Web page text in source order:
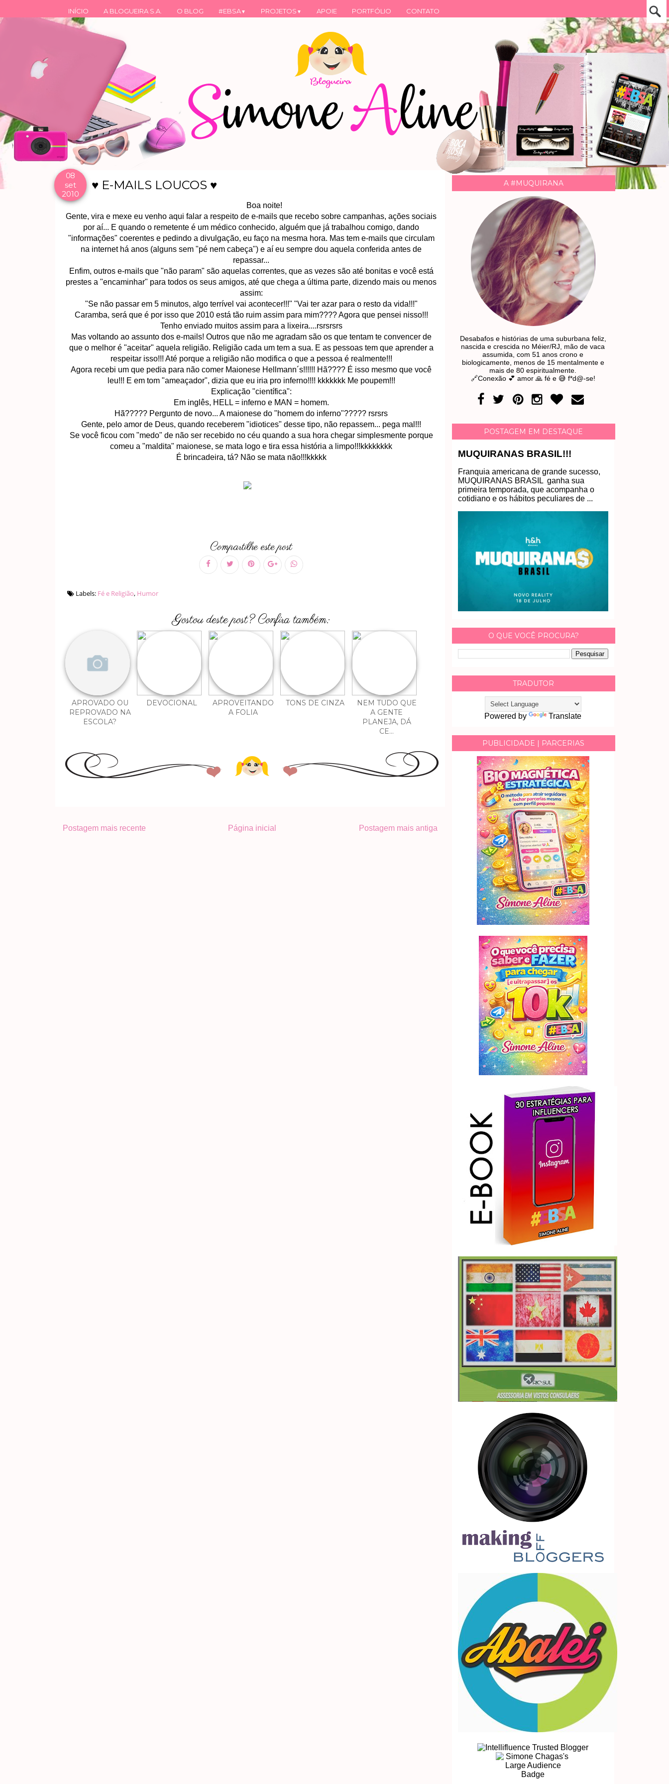
INÍCIO A BLOGUEIRA S.A. O BLOG #EBSA▼ PROJETOS ▼ APOIE PORTFÓLIO CONTATO
08
set
2010
♥ E-MAILS LOUCOS ♥
Boa noite!
Gente, vira e mexe eu venho aqui falar a respeito de e-mails que recebo sobre campanhas, ações sociais
por aí... E quando o remetente é um médico conhecido, alguém que já trabalhou comigo, dando
"informações" coerentes e pedindo a divulgação, eu faço na mesma hora. Mas tem e-mails que circulam
na internet há anos (alguns sem "pé nem cabeça") e aí eu sempre dou aquela conferida antes de
repassar...
Enfim, outros e-mails que "não param" são aquelas correntes, que as vezes são até bonitas e você está
prestes a "encaminhar" para todos os seus amigos, até que chega a última parte, dizendo mais ou menos
assim:
"Se não passar em 5 minutos, algo terrível vai acontecer!!!" "Vai ter azar para o resto da vida!!!"
Caramba, será que é por isso que 2010 está tão ruim assim para mim???? Agora que pensei nisso!!!
Tenho enviado muitos assim para a lixeira....rsrsrsrs
Mas voltando ao assunto dos e-mails! Outros que não me agradam são os que tentam te convencer de
que o melhor é "aceitar" aquela religião. Religião cada um tem a sua. E as pessoas tem que aprender a
respeitar isso!!! Até porque a religião não modifica o que a pessoa é realmente!!!
Agora recebi um que pedia para não comer Maionese Hellmann´s!!!!!! Hã???? É isso mesmo que você
leu!!! E em tom "ameaçador", dizia que eu iria pro inferno!!!! kkkkkkk Me poupem!!!
Explicação "científica":
Em inglês, HELL = inferno e MAN = homem.
Hã????? Pergunto de novo... A maionese do "homem do inferno"????? rsrsrs
Gente, pelo amor de Deus, quando receberem "idiotices" desse tipo, não repassem... pega mal!!!
Se você ficou com "medo" de não ser recebido no céu quando a sua hora chegar simplesmente porque
comeu a "maldita" maionese, se mata logo e tira essa história a limpo!!!kkkkkkkk
É brincadeira, tá? Não se mata não!!!kkkkk
Compartilhe este post
Labels: Fé e Religião, Humor
Gostou deste post? Confira também:
APROVADO OU
REPROVADO NA
ESCOLA?
DEVOCIONAL
APROVEITANDO
A FOLIA
TONS DE CINZA
NEM TUDO QUE
A GENTE
PLANEJA, DÁ
CE...
Postagem mais recente Postagem mais antiga
Página inicial
A #MUQUIRANA
Desabafos e histórias de uma suburbana feliz,
nascida e crescida no Méier/RJ, mão de vaca
assumida, com 51 anos crono e
biologicamente, menos de 15 mentalmente e
mais de 80 espiritualmente.
🔗Conexão 💕 amor 🙏 fé e 😅 f*d@-se!
POSTAGEM EM DESTAQUE
MUQUIRANAS BRASIL!!!
Franquia americana de grande sucesso,
MUQUIRANAS BRASIL ganha sua
primeira temporada, que acompanha o
cotidiano e os hábitos peculiares de ...
O QUE VOCÊ PROCURA?
TRADUTOR
Powered by Translate
PUBLICIDADE | PARCERIAS